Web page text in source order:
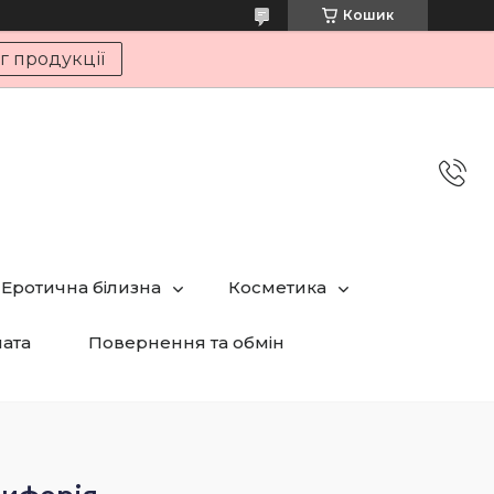
Кошик
продукції
Еротична білизна Косметика
Повернення та обмін